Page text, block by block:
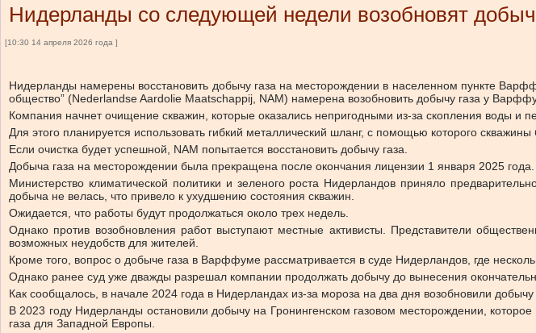
Нидерланды со следующей недели возобновят
[10:30 14 апреля 2026 года ]
Нидерланды намерены восстановить добычу газа на месторождении в населенном пункте
общество” (Nederlandse Aardolie Maatschappij, NAM) намерена возобновить добычу газа у
Компания начнет очищение скважин, которые оказались непригодными из-за скопления воды и
Для этого планируется использовать гибкий металлический шланг, с помощью которого скважины
Если очистка будет успешной, NAM попытается восстановить добычу газа.
Добыча газа на месторождении была прекращена после окончания лицензии 1 января 2025 года.
Министерство климатической политики и зеленого роста Нидерландов приняло
добыча не велась, что привело к ухудшению состояния скважин.
Ожидается, что работы будут продолжаться около трех недель.
Однако против возобновления работ выступают местные активисты. Представители
возможных неудобств для жителей.
Кроме того, вопрос о добыче газа в Варффуме рассматривается в суде Нидерландов, где
Однако ранее суд уже дважды разрешал компании продолжать добычу до вынесения
Как сообщалось, в начале 2024 года в Нидерландах из-за мороза на два дня возобновили добычу
В 2023 году Нидерланды остановили добычу на Гронингенском газовом месторождении,
газа для Западной Европы.